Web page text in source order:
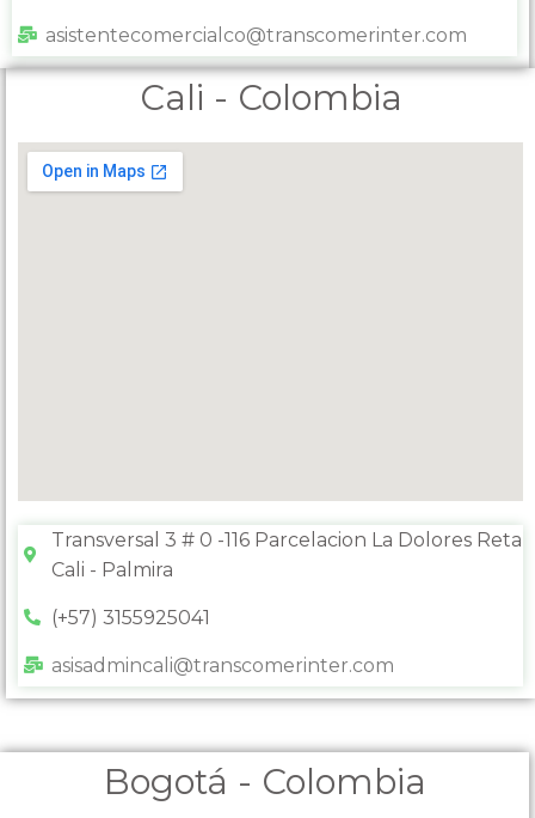
asistentecomercialco@transcomerinter.com
Cali - Colombia
Transversal 3 # 0 -116 Parcelacion La Dolores Reta
Cali - Palmira
(+57) 3155925041
asisadmincali@transcomerinter.com
Bogotá - Colombia